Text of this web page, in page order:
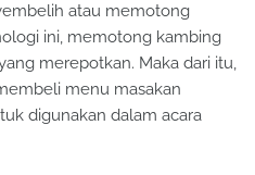
atau memotong
ini, memotong kambing
merepotkan. Maka dari itu,
menu masakan
digunakan dalam acara